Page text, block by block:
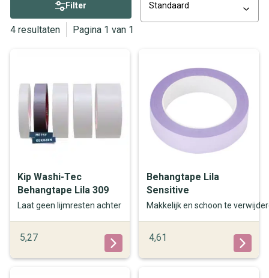
Filter
4 resultaten Pagina 1 van 1
Standaard
Kip Washi-Tec
Behangtape Lila 309
Laat geen lijmresten achter
5,27
Behangtape Lila
Sensitive
Makkelijk en schoon te
4,61